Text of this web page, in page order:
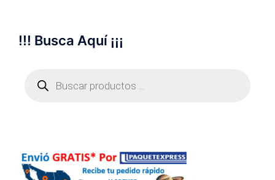
!!! Busca Aquí ¡¡¡
productos